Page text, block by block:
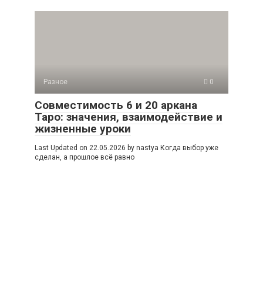
Разное 0
Совместимость 6 и 20 аркана
Таро: значения, взаимодействие и
жизненные уроки
Last Updated on 22.05.2026 by nastya Когда выбор уже
сделан, а прошлое всё равно